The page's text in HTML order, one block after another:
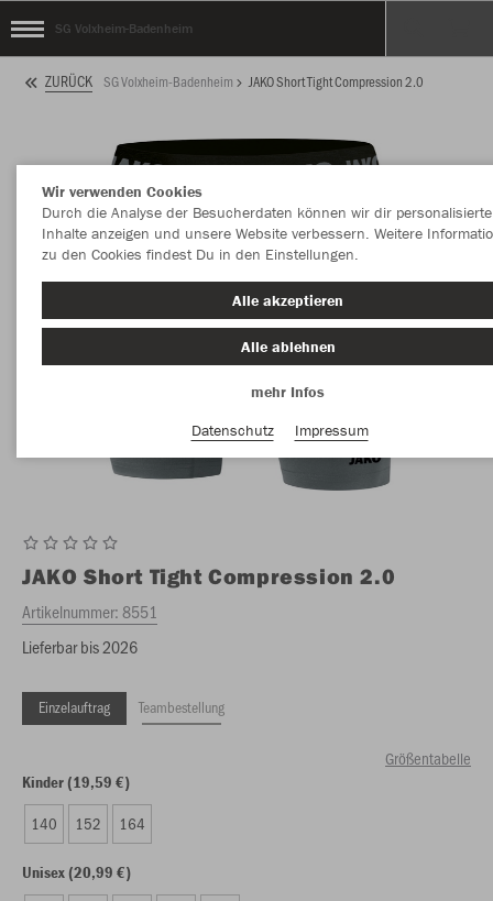
SG Volxheim-Badenheim
ZURÜCK SG Volxheim-Badenheim JAKO Short Tight Compression 2.0
JAKO Short Tight Compression 2.0
Artikelnummer:8551
Lieferbar bis 2026
Einzelauftrag Teambestellung
Größentabelle
Kinder (19,59 €)
140 152 164
Unisex (20,99 €)
Wir verwenden Cookies
Durch die Analyse der Besucherdaten können wir dir personalisierte
Inhalte anzeigen und unsere Website verbessern. Weitere
zu den Cookies findest Du in den Einstellungen.
Alle akzeptieren
Alle ablehnen
mehr Infos
Datenschutz
Impressum